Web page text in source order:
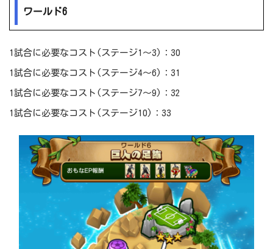
ワールド6
1試合に必要なコスト(ステージ1～3)：30
1試合に必要なコスト(ステージ4～6)：31
1試合に必要なコスト(ステージ7～9)：32
1試合に必要なコスト(ステージ10)：33